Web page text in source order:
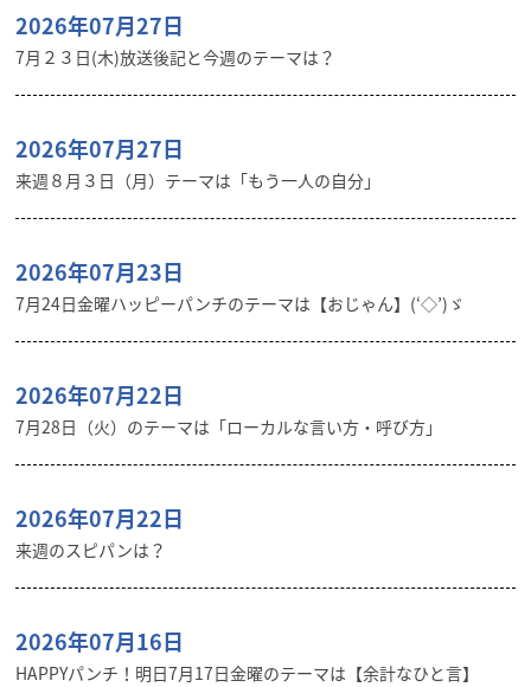
2026年07月27日
7月２３日(木)放送後記と今週のテーマは？
2026年07月27日
来週８月３日（月）テーマは「もう一人の自分」
2026年07月23日
7月24日金曜ハッピーパンチのテーマは【おじゃん】(‘◇’)ゞ
2026年07月22日
7月28日（火）のテーマは「ローカルな言い方・呼び方」
2026年07月22日
来週のスピパンは？
2026年07月16日
HAPPYパンチ！明日7月17日金曜のテーマは【余計なひと言】